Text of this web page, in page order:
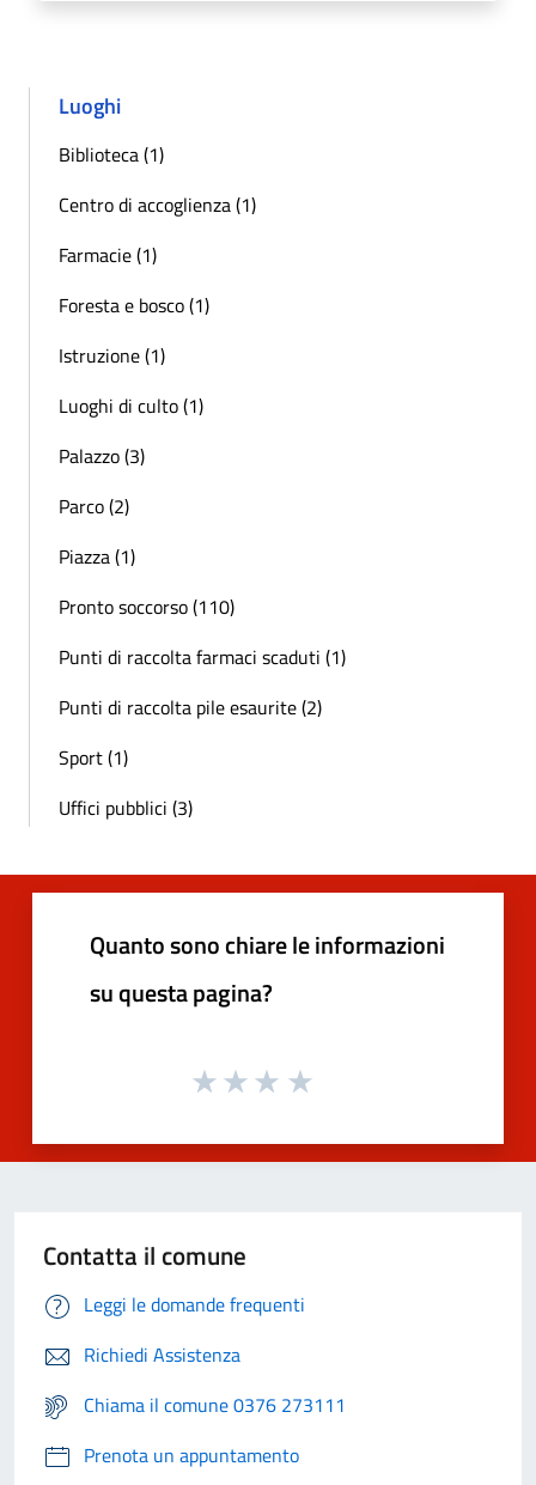
Luoghi
Biblioteca (1)
Centro di accoglienza (1)
Farmacie (1)
Foresta e bosco (1)
Istruzione (1)
Luoghi di culto (1)
Palazzo (3)
Parco (2)
Piazza (1)
Pronto soccorso (110)
Punti di raccolta farmaci scaduti (1)
Punti di raccolta pile esaurite (2)
Sport (1)
Uffici pubblici (3)
Quanto sono chiare le informazioni
su questa pagina?
Contatta il comune
Leggi le domande frequenti
Richiedi Assistenza
Chiama il comune 0376 273111
Prenota un appuntamento